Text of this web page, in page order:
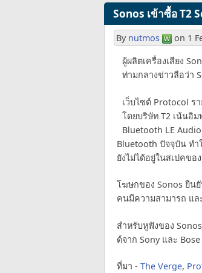
Sonos เข้าซื้อ T2
By nutmos on 1
ผู้ผลิตเครื่องเสียง
ท่ามกลางข่าวลือว่า
เว็บไซต์ Protocol ร
โดยบริษัท T2 เน้นอิ
Bluetooth LE
Bluetooth ปัจจุบัน ทำ
ยังไม่ได้อยู่ในสเปคข
โฆษกของ Sonos ยืน
คนมีความสามารถ แ
สำหรับหูฟังของ
ด์จาก Sony และ
ที่มา - The Verge,